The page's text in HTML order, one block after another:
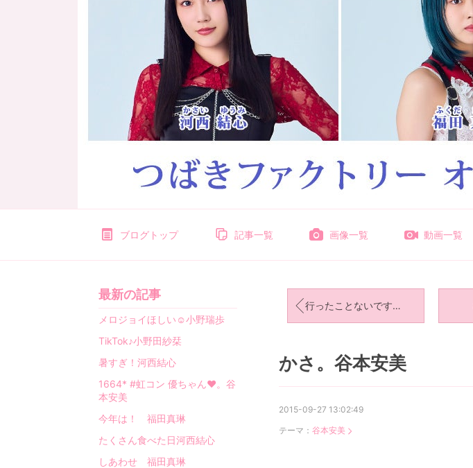
ブログトップ 記事一覧 画像一覧 動画一覧
行ったことないです！新沼希空
かさ。谷本安美
2015-09-27 13:02:49
テーマ： 谷本安美
最新の記事
メロジョイほしい☺︎小野瑞歩
TikTok♪小野田紗栞
暑すぎ！河西結心
1664* #虹コン 優ちゃん❤︎。谷
本安美
今年は！ 福田真琳
たくさん食べた日河西結心
しあわせ 福田真琳